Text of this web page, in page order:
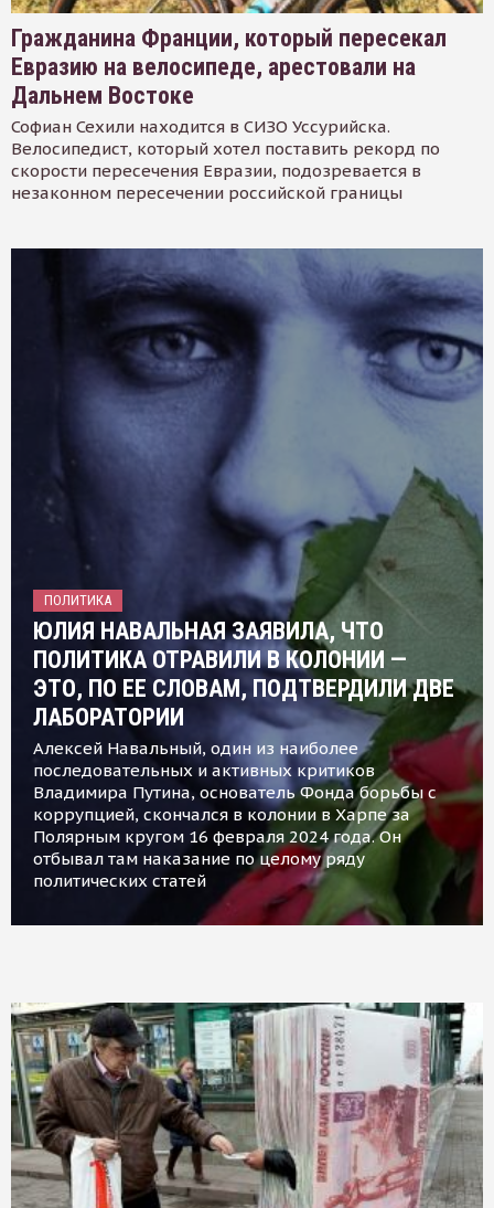
Гражданина Франции, который пересекал
Евразию на велосипеде, арестовали на
Дальнем Востоке
Софиан Сехили находится в СИЗО Уссурийска.
Велосипедист, который хотел поставить рекорд по
скорости пересечения Евразии, подозревается в
незаконном пересечении российской границы
ПОЛИТИКА
ЮЛИЯ НАВАЛЬНАЯ ЗАЯВИЛА, ЧТО
ПОЛИТИКА ОТРАВИЛИ В КОЛОНИИ —
ЭТО, ПО ЕЕ СЛОВАМ, ПОДТВЕРДИЛИ ДВЕ
ЛАБОРАТОРИИ
Алексей Навальный, один из наиболее
последовательных и активных критиков
Владимира Путина, основатель Фонда борьбы с
коррупцией, скончался в колонии в Харпе за
Полярным кругом 16 февраля 2024 года. Он
отбывал там наказание по целому ряду
политических статей